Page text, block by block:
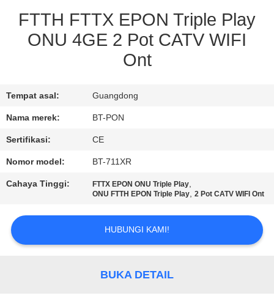
PERMINTAAN
PENAWARAN
PRIVACY
POLICY
FTTH FTTX EPON Triple Play
ONU 4GE 2 Pot CATV WIFI
Ont
Tempat asal: Guangdong
Nama merek: BT-PON
Sertifikasi: CE
Nomor model: BT-711XR
Cahaya Tinggi: FTTX EPON ONU Triple Play,
ONU FTTH EPON Triple Play,2 Pot CATV WIFI Ont
HUBUNGI KAMI!
BUKA DETAIL